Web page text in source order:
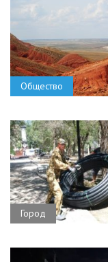
Общество
Город